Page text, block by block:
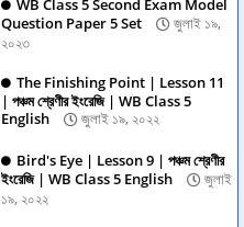
WB Class 5 Second Exam Model
Question Paper 5 Set
জুলাই ১৯,
২০২৩
The Finishing Point | Lesson 11
| পঞ্চম শ্রেণীর ইংরেজি | WB Class 5
English
জুলাই ১৯, ২০২২
Bird's Eye | Lesson 9 | পঞ্চম শ্রেণীর
ইংরেজি | WB Class 5 English
জুলাই
১৯, ২০২২